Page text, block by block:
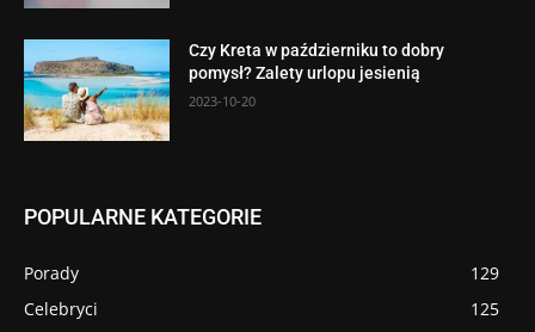
Czy Kreta w październiku to dobry
pomysł? Zalety urlopu jesienią
2023-10-20
POPULARNE KATEGORIE
Porady
129
Celebryci
125